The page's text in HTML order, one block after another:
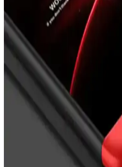
En İyi iPhone Kılıfları:
Koruma Özellikleri Analizi
İşte iPhone'unuzu koruyan en iyi
koruma seviyeleriyle ilgili detaylar ve
Nazar Boncuklu Telefon
Koruma Sunan Trend
Nazar boncuklu telefon kılıfları,
çeşitli tasarım ve modellerle
enerjilere karşı koruma sunar.
Apple iPhone 16 Pro Max
İncelemesi ve Kullanım
Apple iPhone 16 Pro Max için
tasarımı ve yüksek koruma